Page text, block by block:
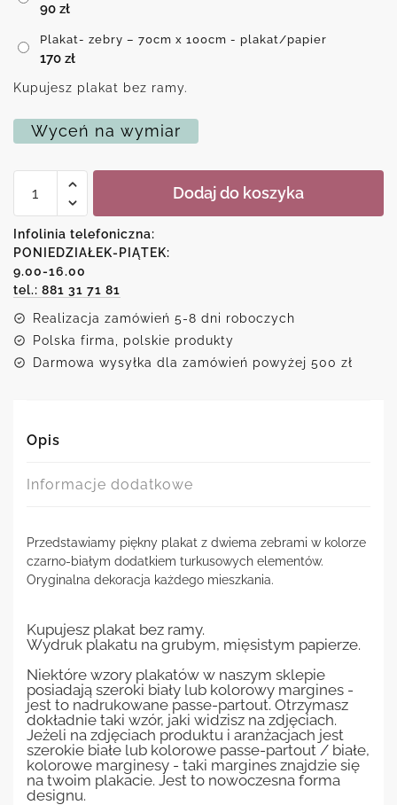
90 zł
Plakat- zebry – 70cm x 100cm - plakat/papier
170 zł
Kupujesz plakat bez ramy.
Wyceń na wymiar
Plakat-
Dodaj do koszyka
Infolinia telefoniczna:
PONIEDZIAŁEK-PIĄTEK:
9.00-16.00
tel.: 881 31 71 81
Realizacja zamówień 5-8 dni roboczych
Polska firma, polskie produkty
Darmowa wysyłka dla zamówień powyżej 500 zł
Opis
Informacje dodatkowe
Przedstawiamy piękny plakat z dwiema zebrami w kolorze
czarno-białym dodatkiem turkusowych elementów.
Oryginalna dekoracja każdego mieszkania.
Kupujesz plakat bez ramy.
Wydruk plakatu na grubym, mięsistym papierze.
Niektóre wzory plakatów w naszym sklepie
posiadają szeroki biały lub kolorowy margines -
jest to nadrukowane passe-partout. Otrzymasz
dokładnie taki wzór, jaki widzisz na zdjęciach.
Jeżeli na zdjęciach produktu i aranżacjach jest
szerokie białe lub kolorowe passe-partout / białe,
kolorowe marginesy - taki margines znajdzie się
na twoim plakacie. Jest to nowoczesna forma
designu.